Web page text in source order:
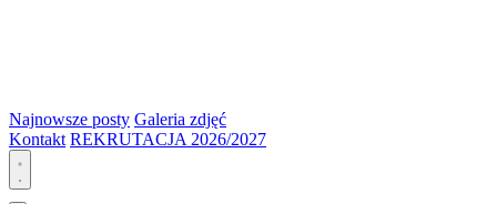
Najnowsze posty Galeria zdjęć
Kontakt REKRUTACJA 2026/2027